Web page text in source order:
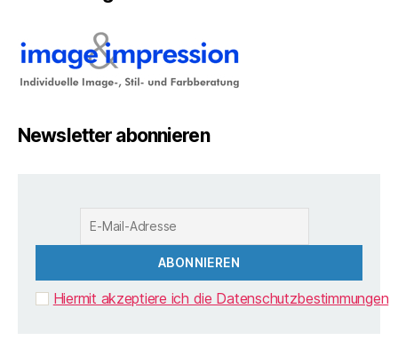
Newsletter abonnieren
Hiermit akzeptiere ich die Datenschutzbestimmungen